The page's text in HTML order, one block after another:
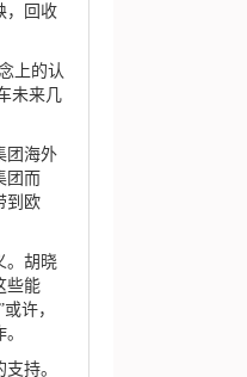
，回收
上的认
未来几
团海外
团而
到欧
。胡晓
些能
许，
持。